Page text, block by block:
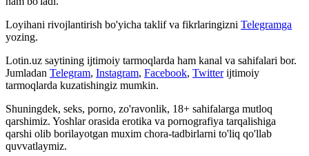
Loyihani rivojlantirish bo'yicha taklif va fikrlaringizni Telegramga
yozing.
Lotin.uz saytining ijtimoiy tarmoqlarda ham kanal va sahifalari bor.
Jumladan Telegram, Instagram, Facebook, Twitter ijtimoiy
tarmoqlarda kuzatishingiz mumkin.
Shuningdek, seks, porno, zo'ravonlik, 18+ sahifalarga mutloq
qarshimiz. Yoshlar orasida erotika va pornografiya tarqalishiga
qarshi olib borilayotgan muxim chora-tadbirlarni to'liq qo'llab
quvvatlaymiz.